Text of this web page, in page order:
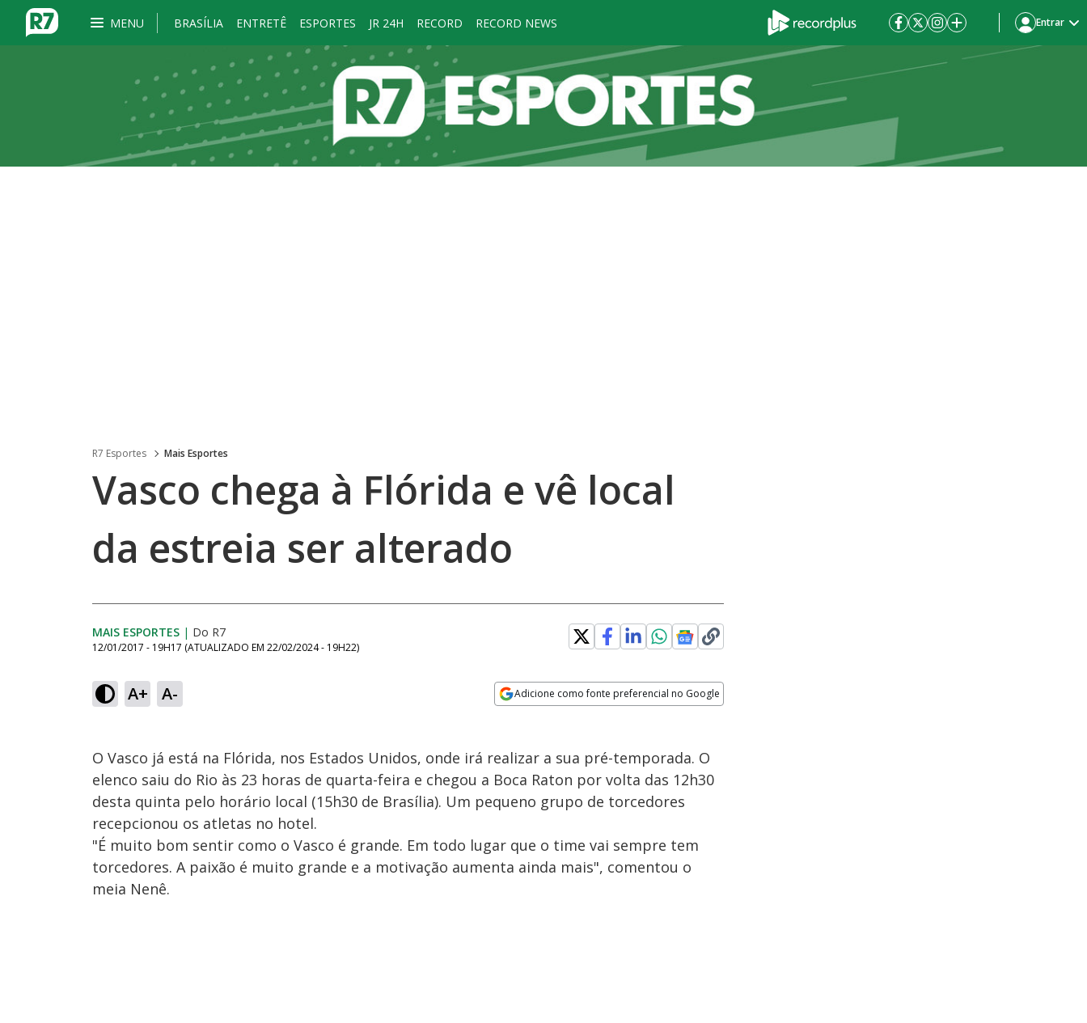
MENU BRASÍLIA ENTRETÊ ESPORTES JR 24H RECORD RECORD NEWS Entrar
R7 Esportes Mais Esportes
Vasco chega à Flórida e vê local
da estreia ser alterado
MAIS ESPORTES | Do R7
12/01/2017 - 19H17 (ATUALIZADO EM 22/02/2024 - 19H22)
A+ A- Adicione como fonte preferencial no Google
O Vasco já está na Flórida, nos Estados Unidos, onde irá realizar a sua pré-temporada. O
elenco saiu do Rio às 23 horas de quarta-feira e chegou a Boca Raton por volta das 12h30
desta quinta pelo horário local (15h30 de Brasília). Um pequeno grupo de torcedores
recepcionou os atletas no hotel.
"É muito bom sentir como o Vasco é grande. Em todo lugar que o time vai sempre tem
torcedores. A paixão é muito grande e a motivação aumenta ainda mais", comentou o
meia Nenê.